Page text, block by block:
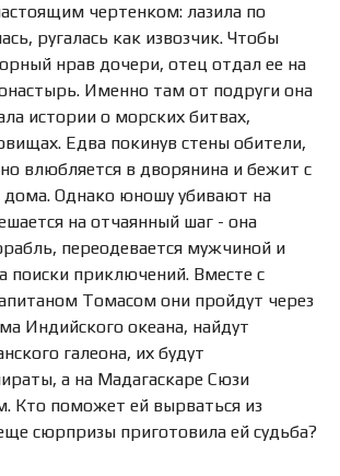
чертенком: лазила по
ругалась как извозчик. Чтобы
нрав дочери, отец отдал ее на
Именно там от подруги она
истории о морских битвах,
Едва покинув стены обители,
влюбляется в дворянина и бежит с
дома. Однако юношу убивают на
на отчаянный шаг - она
переодевается мужчиной и
поиски приключений. Вместе с
Томасом они пройдут через
Индийского океана, найдут
галеона, их будут
а на Мадагаскаре Сюзи
Кто поможет ей вырваться из
сюрпризы приготовила ей судьба?